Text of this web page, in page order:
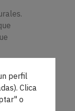
dos
perfil
Clica
o